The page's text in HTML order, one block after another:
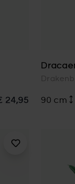
24,95 90 cm